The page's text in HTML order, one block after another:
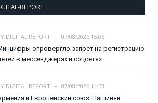
REPORT
DIGITAL REPORT
07/08/2026 15:06
опровергло запрет на регистрацию
в мессенджерах и соцсетях
DIGITAL REPORT
07/08/2026 14:53
и Европейский союз: Пашинян